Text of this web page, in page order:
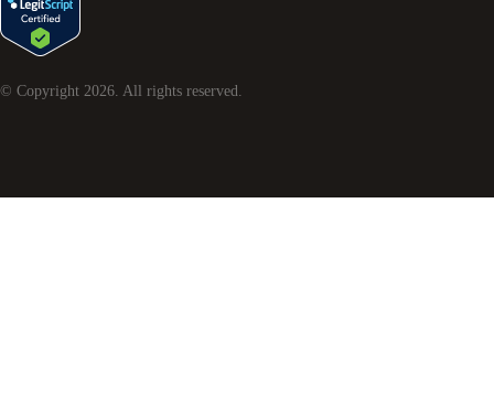
© Copyright 2026 . All rights reserved.